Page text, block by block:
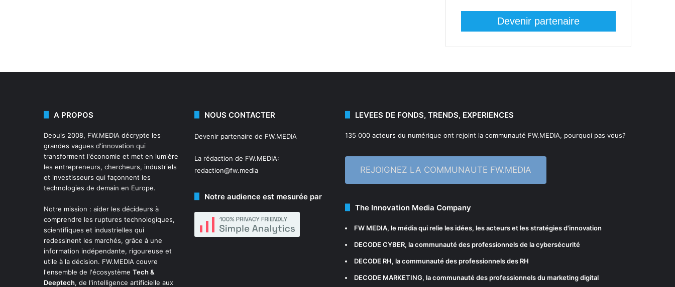
Devenir partenaire
A PROPOS
Depuis 2008, FW.MEDIA décrypte les
grandes vagues d'innovation qui
transforment l'économie et met en lumière
les entrepreneurs, chercheurs, industriels
et investisseurs qui façonnent les
technologies de demain en Europe.
Notre mission : aider les décideurs à
comprendre les ruptures technologiques,
scientifiques et industrielles qui
redessinent les marchés, grâce à une
information indépendante, rigoureuse et
utile à la décision. FW.MEDIA couvre
l'ensemble de l'écosystème Tech &
Deeptech, de l'intelligence artificielle aux
NOUS CONTACTER
Devenir partenaire de FW.MEDIA
La rédaction de FW.MEDIA:
redaction@fw.media
Notre audience est mesurée par
LEVEES DE FONDS, TRENDS, EXPERIENCES
135 000 acteurs du numérique ont rejoint la communauté FW.MEDIA, pourquoi pas vous?
REJOIGNEZ LA COMMUNAUTE FW.MEDIA
The Innovation Media Company
FW MEDIA, le média qui relie les idées, les acteurs et les stratégies d'innovation
DECODE CYBER, la communauté des professionnels de la cybersécurité
DECODE RH, la communauté des professionnels des RH
DECODE MARKETING, la communauté des professionnels du marketing digital